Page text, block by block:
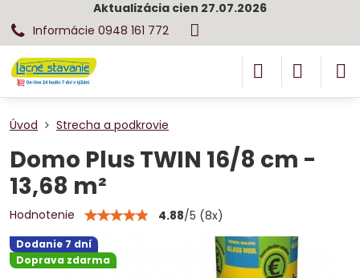
Aktualizácia cien 27.07.2026
Informácie 0948 161 772
Dodanie 7 dní
Doprava zdarma
Úvod Strecha a podkrovie
Domo Plus TWIN 16/8 cm -
13,68 m²
Hodnotenie 4.88/5 (8x)